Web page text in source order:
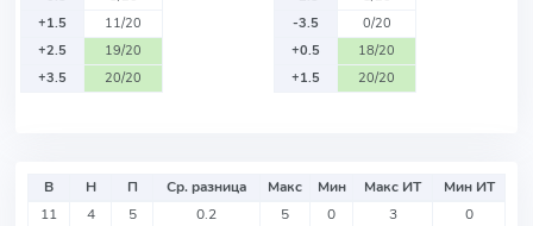
+1.5
11/20
+2.5
19/20
+3.5
20/20
-3.5
0/20
+0.5
18/20
+1.5
20/20
В Н П Ср. разница Макс Мин Макс ИТ
Мин ИТ
11
4 5 0.2 5 0 3 0